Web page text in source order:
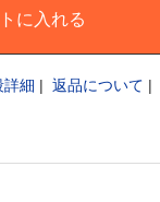
に入れる
詳細 | 返品について |